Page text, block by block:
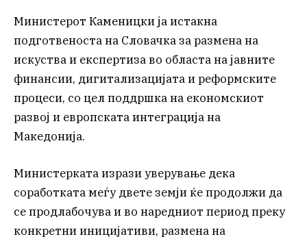
Министерот Каменицки ја истакна
подготвеноста на Словачка за размена на
искуства и експертиза во областа на јавните
финансии, дигитализацијата и реформските
процеси, со цел поддршка на економскиот
развој и европската интеграција на
Македонија.
Министерката изрази уверување дека
соработката меѓу двете земји ќе продолжи да
се продлабочува и во наредниот период преку
конкретни иницијативи, размена на